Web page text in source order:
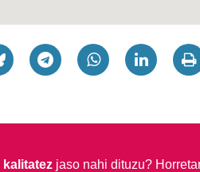
kalitatezjaso nahi dituzu?